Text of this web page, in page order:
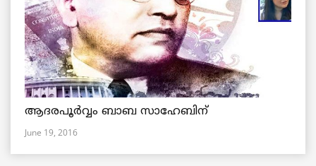
ആദരപൂര്‍വ്വം ബാബ സാഹേബിന്
June 19, 2016